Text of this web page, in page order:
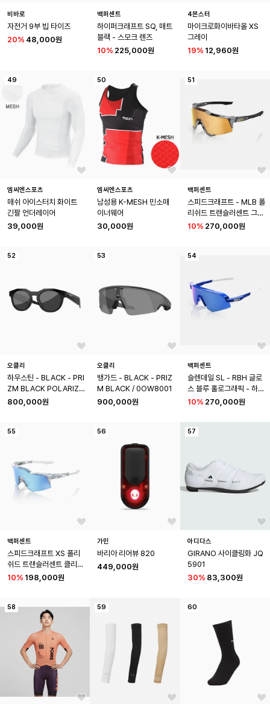
비바로
자전거 9부 빕 타이즈
20% 48,000원
백퍼센트
하이퍼크래프트 SQ, 매트
블랙 - 스모크 렌즈
10% 225,000원
4몬스터
마이크로화이바타올 XS
그레이
19% 12,960원
49
엠씨엔스포츠
매쉬 아이스터치 화이트
긴팔 언더레이어
39,000원
50
엠씨엔스포츠
남성용 K-MESH 민소매
이너웨어
30,000원
51
백퍼센트
스피드크래프트 - MLB 폴
리쉬드 트렌슬러센트 그레
이 - 하이퍼 24K 골드 미
10% 270,000원
52
오클리
하우스틴 - BLACK - PRI
ZM BLACK POLARIZE
D / 0OW8002
800,000원
53
오클리
뱅가드 - BLACK - PRIZ
M BLACK / 0OW8001
900,000원
54
백퍼센트
슬렌데일 SL - RBH 글로
스 블루 홀로그래픽 - 하이
퍼 로얄 블루 미러 렌즈
10% 270,000원
55
백퍼센트
스피드크래프트 XS 폴리
쉬드 트랜슬러센트 클리
어 - 하이퍼 블루 멀티레이
10% 198,000원
56
가민
바리아 리어뷰 820
449,000원
57
아디다스
GIRANO 사이클링화 JQ
5901
30% 83,300원
58 59 60